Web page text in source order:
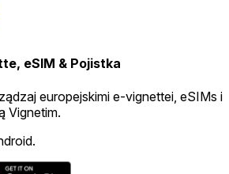
eSIM & Pojistka
europejskimi e-vignettei, eSIMs i
Vignetim.